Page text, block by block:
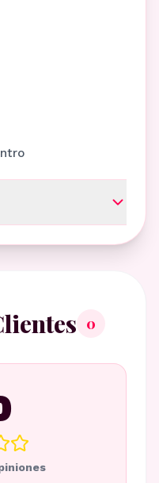
0